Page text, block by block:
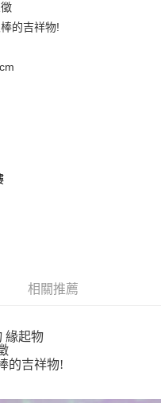
北富邦商業銀行
豐國際商業銀行
的吉祥物!
相關推薦
緣起物
的吉祥物!